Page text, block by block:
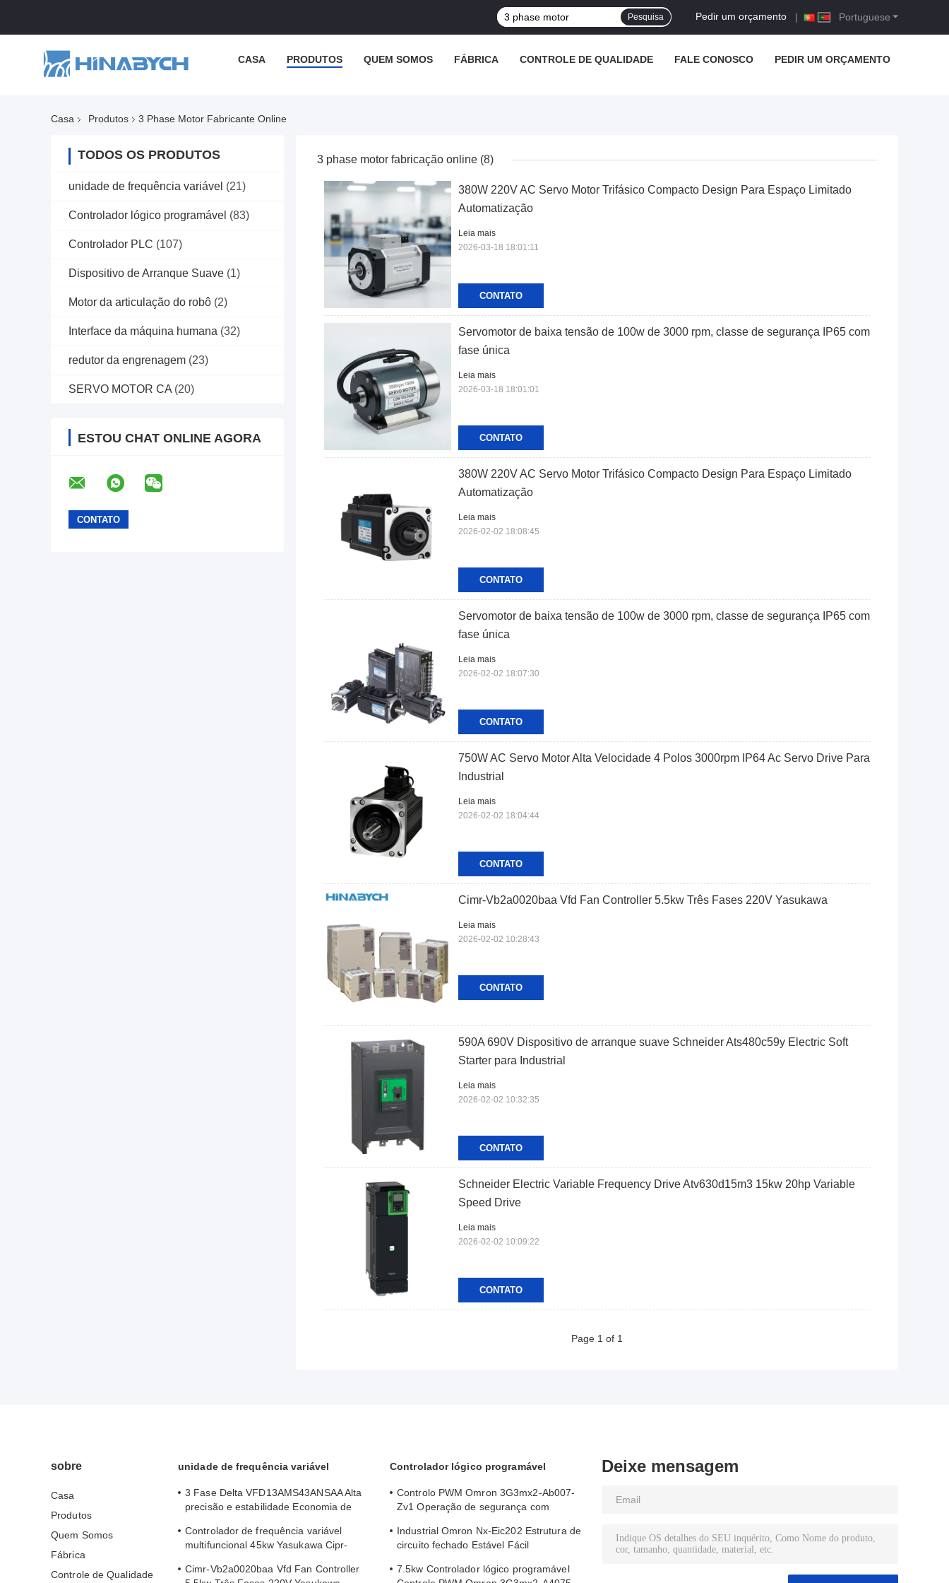
Portuguese
Pedir um orçamento |
Pesquisa
CASA PRODUTOS QUEM SOMOS FÁBRICA CONTROLE DE QUALIDADE FALE CONOSCO PEDIR UM ORÇAMENTO
Casa Produtos 3 Phase Motor Fabricante Online
TODOS OS PRODUTOS
unidade de frequência variável (21)
Controlador lógico programável (83)
Controlador PLC (107)
Dispositivo de Arranque Suave (1)
Motor da articulação do robô (2)
Interface da máquina humana (32)
redutor da engrenagem (23)
SERVO MOTOR CA (20)
ESTOU CHAT ONLINE AGORA
3 phase motor fabricação online (8)
380W 220V AC Servo Motor Trifásico Compacto Design Para Espaço Limitado
Automatização
CONTATO
Leia mais
2026-03-18 18:01:11
Servomotor de baixa tensão de 100w de 3000 rpm, classe de segurança IP65 com
fase única
CONTATO
Leia mais
2026-03-18 18:01:01
380W 220V AC Servo Motor Trifásico Compacto Design Para Espaço Limitado
Automatização
CONTATO
Leia mais
2026-02-02 18:08:45
Servomotor de baixa tensão de 100w de 3000 rpm, classe de segurança IP65 com
fase única
CONTATO
Leia mais
2026-02-02 18:07:30
750W AC Servo Motor Alta Velocidade 4 Polos 3000rpm IP64 Ac Servo Drive Para
Industrial
CONTATO
Leia mais
2026-02-02 18:04:44
Cimr-Vb2a0020baa Vfd Fan Controller 5.5kw Três Fases 220V Yasukawa
CONTATO
Leia mais
2026-02-02 10:28:43
590A 690V Dispositivo de arranque suave Schneider Ats480c59y Electric Soft
Starter para Industrial
CONTATO
Leia mais
2026-02-02 10:32:35
Schneider Electric Variable Frequency Drive Atv630d15m3 15kw 20hp Variable
Speed Drive
CONTATO
Leia mais
2026-02-02 10:09:22
Page 1 of 1
sobre
Casa
Produtos
Quem Somos
Fábrica
Controle de Qualidade
unidade de frequência variável
3 Fase Delta VFD13AMS43ANSAA Alta
precisão e estabilidade Economia de
Controlador de frequência variável
multifuncional 45kw Yasukawa Cipr-
Cimr-Vb2a0020baa Vfd Fan Controller
Controlador lógico programável
Controlo PWM Omron 3G3mx2-Ab007-
Zv1 Operação de segurança com
Industrial Omron Nx-Eic202 Estrutura de
circuito fechado Estável Fácil
7.5kw Controlador lógico programável
Deixe mensagem